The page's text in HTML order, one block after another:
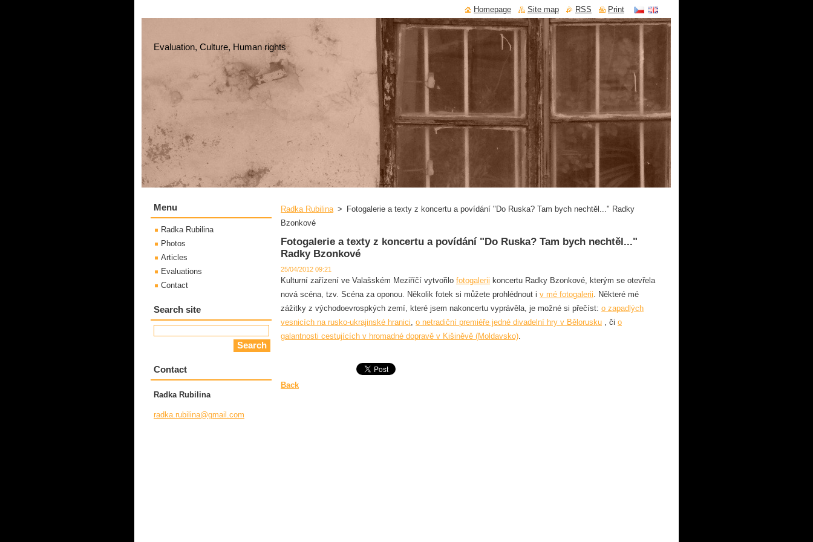
Evaluation, Culture, Human rights
Radka Rubilina >
Fotogalerie a texty z koncertu a povídání "Do Ruska? Tam bych nechtěl..." Radky
Bzonkové
Fotogalerie a texty z koncertu a povídání "Do Ruska? Tam bych nechtěl..."
Radky Bzonkové
25/04/2012 09:21
Kulturní zařízení ve Valašském Meziříčí vytvořilo fotogalerii koncertu Radky Bzonkové, kterým se otevřela
nová scéna, tzv. Scéna za oponou. Několik fotek si můžete prohlédnout i v mé fotogalerii. Některé mé
zážitky z východoevrospkých zemí, které jsem nakoncertu vyprávěla, je možné si přečíst: o zapadlých
vesnicích na rusko-ukrajinské hranici, o netradiční premiéře jedné divadelní hry v Bělorusku , či o
galantnosti cestujících v hromadné dopravě v Kišiněvě (Moldavsko).
Back
Menu
Radka Rubilina
Photos
Articles
Evaluations
Contact
Search site
Contact
Radka Rubilina
radka.rubilina@gmail.com
Homepage Site map RSS Print